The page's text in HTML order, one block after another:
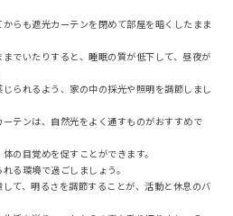
らも遮光カーテンを閉めて部屋を暗くしたまま
でいたりすると、睡眠の質が低下して、昼夜が
られるよう、家の中の採光や照明を調節しまし
テンは、自然光をよく通すものがおすすめで
の目覚めを促すことができます。
る環境で過ごしましょう。
て、明るさを調節することが、活動と休息のバ